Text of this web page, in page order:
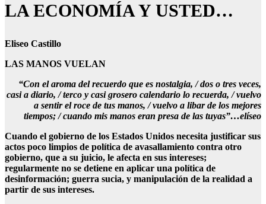
LA ECONOMÍA Y USTED…
Eliseo Castillo
LAS MANOS VUELAN
“Con el aroma del recuerdo que es nostalgia, / dos o tres veces,
casi a diario, / terco y casi grosero calendario lo recuerda, / vuelvo
a sentir el roce de tus manos, / vuelvo a libar de los mejores
tiempos; / cuando mis manos eran presa de las tuyas”…elíseo
Cuando el gobierno de los Estados Unidos necesita justificar sus
actos poco limpios de política de avasallamiento contra otro
gobierno, que a su juicio, le afecta en sus intereses;
regularmente no se detiene en aplicar una política de
desinformación; guerra sucia, y manipulación de la realidad a
partir de sus intereses.